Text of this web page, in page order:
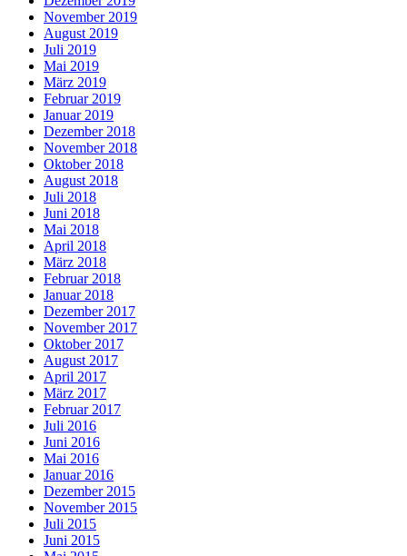
November 2019
August 2019
Juli 2019
Mai 2019
März 2019
Februar 2019
Januar 2019
Dezember 2018
November 2018
Oktober 2018
August 2018
Juli 2018
Juni 2018
Mai 2018
April 2018
März 2018
Februar 2018
Januar 2018
Dezember 2017
November 2017
Oktober 2017
August 2017
April 2017
März 2017
Februar 2017
Juli 2016
Juni 2016
Mai 2016
Januar 2016
Dezember 2015
November 2015
Juli 2015
Juni 2015